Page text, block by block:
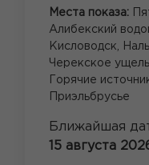
Места показа:
Алибекский
Кисловодск,
Черекское
Горячие
Приэльбрусье
Ближайшая
15 августа